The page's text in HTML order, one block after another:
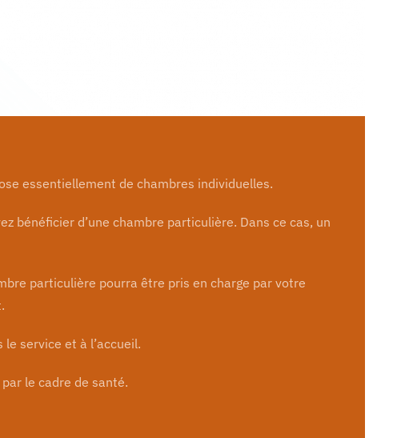
essentiellement de chambres individuelles.
bénéficier d’une chambre particulière. Dans ce cas, un
particulière pourra être pris en charge par votre
service et à l’accueil.
le cadre de santé.